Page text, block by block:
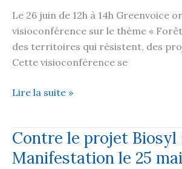
Le 26 juin de 12h à 14h Greenvoice
visioconférence sur le thème «
des territoires qui résistent, des
Cette visioconférence se
Visioconférence
françaises
:
Lire la suite »
Contre le projet Biosyl
Manifestation le 25